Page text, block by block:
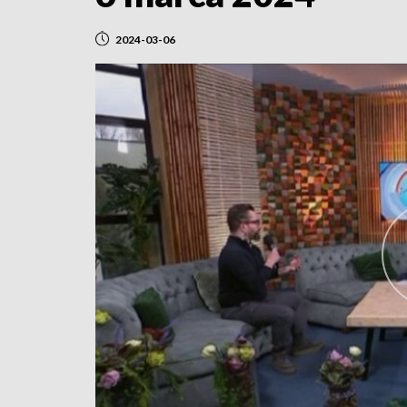
2024-03-06